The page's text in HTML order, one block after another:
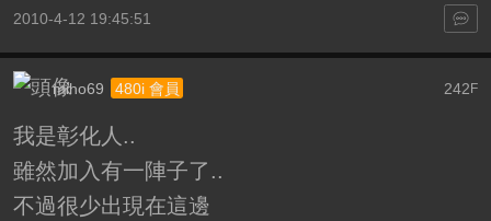
2010-4-12 19:45:51
242F
miho69 480i 會員
我是彰化人..
雖然加入有一陣子了..
不過很少出現在這邊